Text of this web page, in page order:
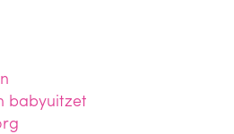
babyuitzet